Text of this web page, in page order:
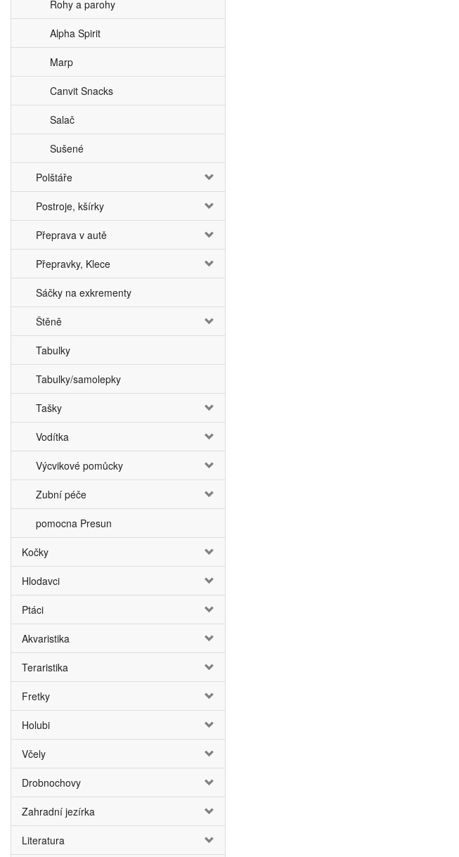
Rohy a parohy
Alpha Spirit
Marp
Canvit Snacks
Salač
Sušené
Polštáře
Postroje, kšírky
Přeprava v autě
Přepravky, Klece
Sáčky na exkrementy
Štěně
Tabulky
Tabulky/samolepky
Tašky
Vodítka
Výcvikové pomůcky
Zubní péče
pomocna Presun
Kočky
Hlodavci
Ptáci
Akvaristika
Teraristika
Fretky
Holubi
Včely
Drobnochovy
Zahradní jezírka
Literatura